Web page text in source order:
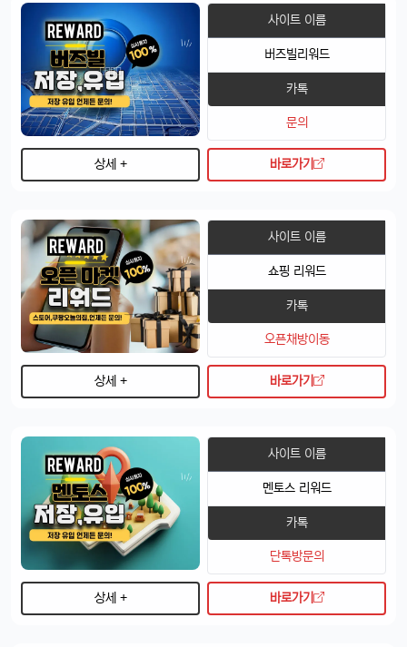
사이트 이름
버즈빌리워드
카톡
문의
상세 + 바로가기
사이트 이름
쇼핑 리워드
카톡
오픈채방이동
상세 + 바로가기
사이트 이름
멘토스 리워드
카톡
단톡방문의
상세 + 바로가기
4/14/2025
1 태양신13:32:50
새로 나온 아이폰 어때용? 기능 많이 좋아졌남?
넹, 카메라 성능 엄청나던데욬ㅋㅋ
1 빠르밍13:32:50
맞아요, 특히 야간 모드가 대박임ㄷㄷㄷ
달달구리 13:32:50
배터리도 더 오래 가는 거 같음요ㅎㅎ
1 빠르밍13:32:50
디자인도 세련되고 색상도 예쁨....
13:32:50
1 달달구리13:32:50
저도 그 생각했어요, 살지 고민 중ㅎ
빠르밍13:32:50
스토리지도 더 늘어났던데, 용량 걱정 덜겠음ㅋㅋ
달달구리13:32:50
맞음요, 1TB 모델도 나왔잖아요ㅎ
1 휴민13:32:51
속도도 진짜 빨라진 것 같음요ㅎㅎㅎ